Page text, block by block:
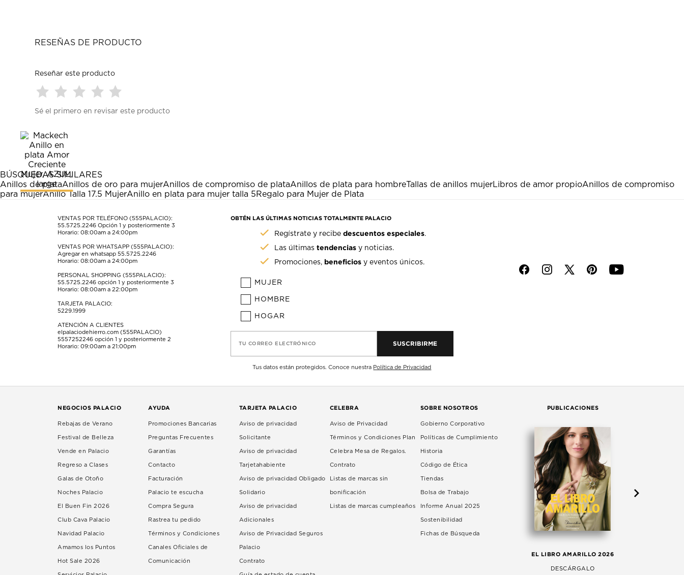
RESEÑAS DE PRODUCTO
Reseñar este producto
para
el
artículo
con
1
estrella
Esta
acción
abrirá
formulario
para
el
artículo
con
2
estrellas.
Esta
acción
abrirá
formulario
de
para
estrellas.
Esta
acción
abrirá
formulario
de
para
estrellas.
Esta
acción
abrirá
formulario
de
para
acción
abrirá
formulario
de
envío.
Sé el primero en revisar este producto
BÚSQUEDAS SIMILARES
Anillos de plataAnillos de oro para mujerAnillos de compromiso de plataAnillos de plata para hombreTallas de anillos mujerLibros de amor propioAnillos de compromiso
para mujerAnillo Talla 17.5 MujerAnillo en plata para mujer talla 5Regalo para Mujer de Plata
VENTAS POR TELÉFONO (555PALACIO):
55.5725.2246 Opción 1 y posteriormente 3
Horario: 08:00am a 24:00pm
VENTAS POR WHATSAPP (555PALACIO):
Agregar en whatsapp 55.5725.2246
Horario: 08:00am a 24:00pm
PERSONAL SHOPPING (555PALACIO):
55.5725.2246 opción 1 y posteriormente 3
Horario: 08:00am a 22:00pm
TARJETA PALACIO:
5229.1999
ATENCIÓN A CLIENTES
elpalaciodehierro.com (555PALACIO)
5557252246 opción 1 y posteriormente 2
Horario: 09:00am a 21:00pm
OBTÉN LAS ÚLTIMAS NOTICIAS TOTALMENTE PALACIO
Regístrate y recibedescuentos especiales.
Las últimastendencias y noticias.
Promociones, beneficios y eventos únicos.
MUJER
HOMBRE
HOGAR
TU CORREO ELECTRÓNICO SUSCRIBIRME
Tus datos están protegidos. Conoce nuestra Política de Privacidad
f i p y
NEGOCIOS PALACIO
Rebajas de Verano
Festival de Belleza
Vende en Palacio
Regreso a Clases
Galas de Otoño
Noches Palacio
El Buen Fin 2026
Club Cava Palacio
Navidad Palacio
Amamos los Puntos
Hot Sale 2026
AYUDA
Promociones Bancarias
Preguntas Frecuentes
Garantías
Contacto
Facturación
Palacio te escucha
Compra Segura
Rastrea tu pedido
Términos y Condiciones
Canales Oficiales de
Comunicación
TARJETA PALACIO
Aviso de privacidad
Solicitante
Aviso de privacidad
Tarjetahabiente
Aviso de privacidad Obligado
Solidario
Aviso de privacidad
Adicionales
Aviso de Privacidad Seguros
Palacio
Contrato
CELEBRA
Aviso de Privacidad
Términos y Condiciones Plan
Celebra Mesa de Regalos.
Contrato
Listas de marcas sin
bonificación
Listas de marcas cumpleaños
SOBRE NOSOTROS
Gobierno Corporativo
Políticas de Cumplimiento
Historia
Código de Ética
Tiendas
Bolsa de Trabajo
Informe Anual 2025
Sostenibilidad
Fichas de Búsqueda
PUBLICACIONES
EL LIBRO AMARILLO 2026
DESCÁRGALO